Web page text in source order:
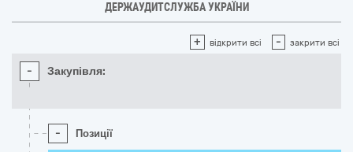
ДЕРЖАУДИТСЛУЖБА УКРАЇНИ
+ відкрити всі - закрити всі
- Закупівля:
- Позиції